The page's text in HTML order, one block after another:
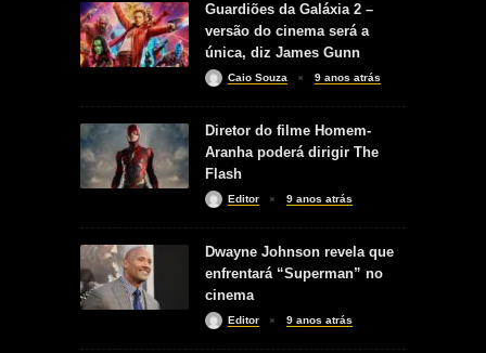
Guardiões da Galáxia 2 –
versão do cinema será a
única, diz James Gunn
Caio Souza 9 anos atrás
Diretor do filme Homem-
Aranha poderá dirigir The
Flash
Editor 9 anos atrás
Dwayne Johnson revela que
enfrentará “Superman” no
cinema
Editor 9 anos atrás